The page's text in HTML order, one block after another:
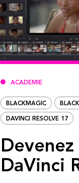
ACADEMIE
BLACKMAGIC
DAVINCI RESOLVE 17
DaVinci